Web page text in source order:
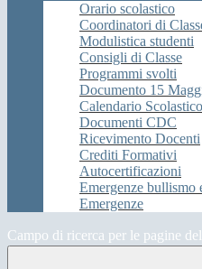
Orario scolastico
Coordinatori di
Modulistica studenti
Consigli di Classe
Programmi svolti
Documento 15
Calendario Scolastico
Documenti CDC
Ricevimento Docenti
Crediti Formativi
Autocertificazioni
Emergenze bullismo
Emergenze
Campo di ricerca per le pagine